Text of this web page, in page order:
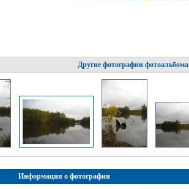
Другие фотографии фотоальбома
Информация о фотографии